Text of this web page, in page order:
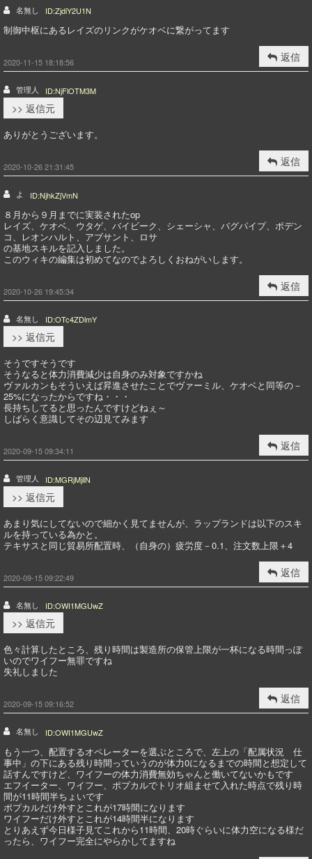
名無し ID:ZjdiY2U1N
制御中枢にあるレイズのリンクがケオベに繋がってます
返信
2020-11-15 18:18:56
管理人 ID:NjFlOTM3M
>> 返信元
ありがとうございます。
返信
2020-10-26 21:31:45
よ ID:NjhkZjVmN
８月から９月までに実装されたop
レイズ、ケオベ、ウタゲ、バイビーク、シェーシャ、バグパイプ、ポデン
コ、レオンハルト、アブサント、ロサ
の基地スキルを記入しました。
このウィキの編集は初めてなのでよろしくおねがいします。
返信
2020-10-26 19:45:34
名無し ID:OTc4ZDlmY
>> 返信元
そうですそうです
そうなると体力消費減少は自身のみ対象ですかね
ヴァルカンもそういえば昇進させたことでヴァーミル、ケオベと同等の－
25%になったからですね・・・
長持ちしてると思ったんですけどねぇ～
しばらく意識してその辺見てみます
返信
2020-09-15 09:34:11
管理人 ID:MGRjMjllN
>> 返信元
あまり気にしてないので細かく見てませんが、ラップランドは以下のスキ
ルを持っている為かと。
テキサスと同じ貿易所配置時、（自身の）疲労度－0.1、注文数上限＋4
返信
2020-09-15 09:22:49
名無し ID:OWI1MGUwZ
>> 返信元
色々計算したところ、残り時間は製造所の保管上限が一杯になる時間っぽ
いのでワイフー無罪ですね
失礼しました
返信
2020-09-15 09:16:52
名無し ID:OWI1MGUwZ
もう一つ、配置するオペレーターを選ぶところで、左上の「配属状況 仕
事中」の下にある残り時間っていうのが体力0になるまでの時間と想定して
話すんですけど、ワイフーの体力消費無効ちゃんと働いてないかもです
エフイーター、ワイフー、ポプカルでトリオ組ませて入れた時点で残り時
間が11時間半ちょいです
ポプカルだけ外すとこれが17時間になります
ワイフーだけ外すとこれが14時間半になります
とりあえず今日様子見てこれから11時間、20時ぐらいに体力空になる様だ
ったら、ワイフー完全にやらかしてますね